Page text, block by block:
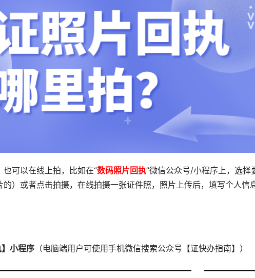
可以在线上拍，比如在“数码照片回执”微信公众号/小程序上，选择
）或者点击拍摄，在线拍摄一张证件照，照片上传后，填写个人信
小程序 （电脑端用户可使用手机微信搜索公众号【证快办指南】）